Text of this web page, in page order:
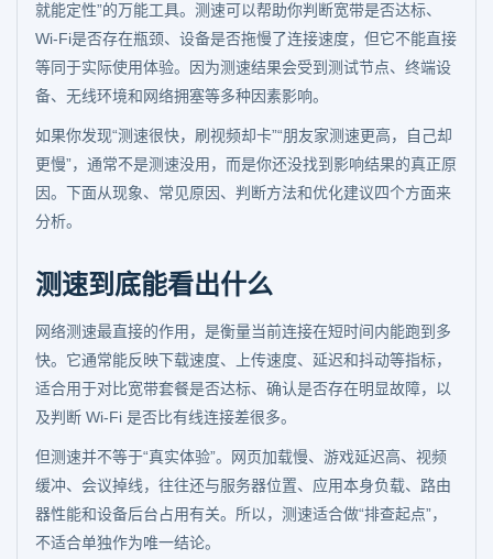
就能定性”的万能工具。测速可以帮助你判断宽带是否达标、
Wi-Fi是否存在瓶颈、设备是否拖慢了连接速度，但它不能直接
等同于实际使用体验。因为测速结果会受到测试节点、终端设
备、无线环境和网络拥塞等多种因素影响。
如果你发现“测速很快，刷视频却卡”“朋友家测速更高，自己却
更慢”，通常不是测速没用，而是你还没找到影响结果的真正原
因。下面从现象、常见原因、判断方法和优化建议四个方面来
分析。
测速到底能看出什么
网络测速最直接的作用，是衡量当前连接在短时间内能跑到多
快。它通常能反映下载速度、上传速度、延迟和抖动等指标，
适合用于对比宽带套餐是否达标、确认是否存在明显故障，以
及判断 Wi-Fi 是否比有线连接差很多。
但测速并不等于“真实体验”。网页加载慢、游戏延迟高、视频
缓冲、会议掉线，往往还与服务器位置、应用本身负载、路由
器性能和设备后台占用有关。所以，测速适合做“排查起点”，
不适合单独作为唯一结论。